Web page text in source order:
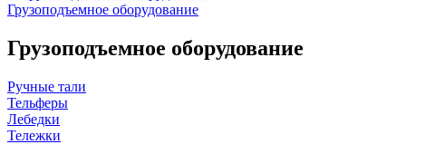
Грузоподъемное оборудование
Грузоподъемное оборудование
Ручные тали
Тельферы
Лебедки
Тележки